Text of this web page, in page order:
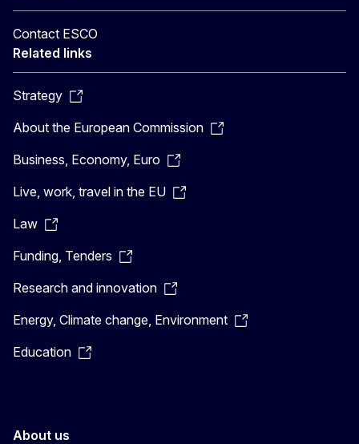
Contact ESCO
Related links
Strategy
About the European Commission
Business, Economy, Euro
Live, work, travel in the EU
Law
Funding, Tenders
Research and innovation
Energy, Climate change, Environment
Education
About us